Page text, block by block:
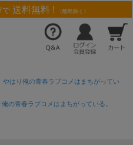
で 送料無料 ! （離島除く）
やはり俺の青春ラブコメはまちがってい
の青春ラブコメはまちがっている。